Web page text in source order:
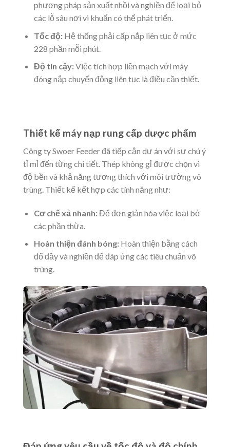
phương pháp sản xuất nhồi và nghiền để loại bỏ
các lỗ sâu nơi vi khuẩn có thể phát triển.
Tốc độ:Hệ thống phải cấp nắp liên tục ở mức
228 phần mỗi phút.
Độ tin cậy:Việc tích hợp liền mạch với máy
đóng nắp chuyển động liên tục là điều cần thiết.
Thiết kế máy nạp rung cấp dược phẩm
Công ty Swoer Feeder đã tiếp cận dự án với sự chú ý
tỉ mỉ đến từng chi tiết. Thép không gỉ được chọn vì
độ bền và khả năng tương thích với môi trường vô
trùng. Thiết kế kết hợp các tính năng như:
Cơ chế xả nhanh:Để đơn giản hóa việc loại bỏ
các phần thừa.
Hoàn thiện đánh bóng:Hoàn thiện bằng cách
đổ đầy và nghiền để đáp ứng các tiêu chuẩn vô
trùng.